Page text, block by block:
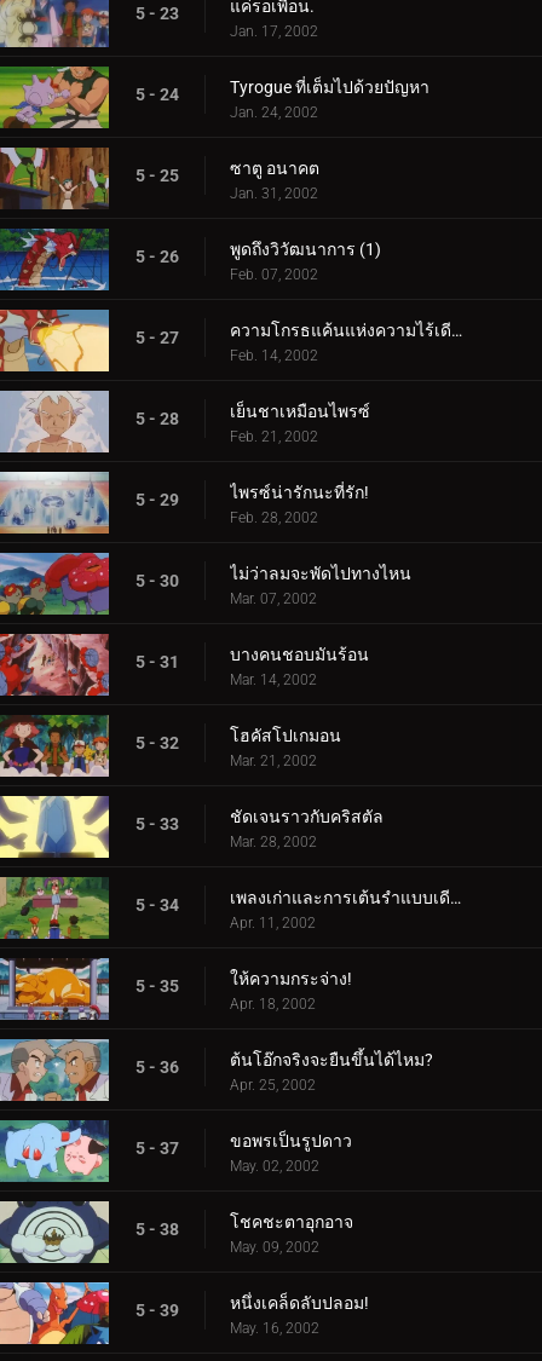
5 - 23 แค่รอเพื่อน.
Jan. 17, 2002
5 - 24 Tyrogue ที่เต็มไปด้วยปัญหา
Jan. 24, 2002
5 - 25 ซาตู อนาคต
Jan. 31, 2002
5 - 26 พูดถึงวิวัฒนาการ (1)
Feb. 07, 2002
5 - 27 ความโกรธแค้นแห่งความไร้เดียงสา (2)
Feb. 14, 2002
5 - 28 เย็นชาเหมือนไพรซ์
Feb. 21, 2002
5 - 29 ไพรซ์น่ารักนะที่รัก!
Feb. 28, 2002
5 - 30 ไม่ว่าลมจะพัดไปทางไหน
Mar. 07, 2002
5 - 31 บางคนชอบมันร้อน
Mar. 14, 2002
5 - 32 โฮคัสโปเกมอน
Mar. 21, 2002
5 - 33 ชัดเจนราวกับคริสตัล
Mar. 28, 2002
5 - 34 เพลงเก่าและการเต้นรำแบบเดียวกัน
Apr. 11, 2002
5 - 35 ให้ความกระจ่าง!
Apr. 18, 2002
5 - 36 ต้นโอ๊กจริงจะยืนขึ้นได้ไหม?
Apr. 25, 2002
5 - 37 ขอพรเป็นรูปดาว
May. 02, 2002
5 - 38 โชคชะตาอุกอาจ
May. 09, 2002
5 - 39 หนึ่งเคล็ดลับปลอม!
May. 16, 2002